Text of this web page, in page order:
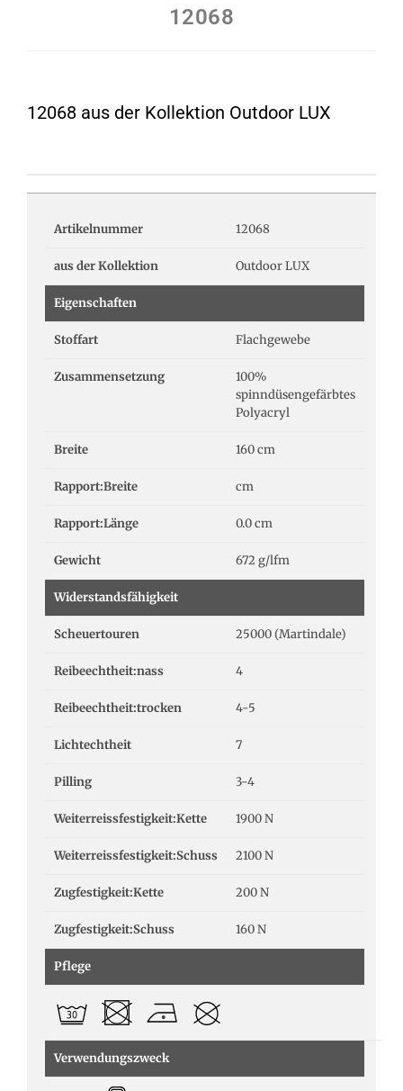
12068
12068 aus der Kollektion Outdoor LUX
Artikelnummer 12068
aus der Kollektion Outdoor LUX
Eigenschaften
Stoffart Flachgewebe
Zusammensetzung
100%
spinndüsengefärbtes
Polyacryl
Breite 160 cm
Rapport:Breite cm
Rapport:Länge 0.0 cm
Gewicht 672 g/lfm
Widerstandsfähigkeit
Scheuertouren 25000 (Martindale)
Reibeechtheit:nass 4
Reibeechtheit:trocken 4-5
Lichtechtheit 7
Pilling 3-4
Weiterreissfestigkeit:Kette 1900 N
Weiterreissfestigkeit:Schuss 2100 N
Zugfestigkeit:Kette 200 N
Zugfestigkeit:Schuss 160 N
Pflege
Verwendungszweck